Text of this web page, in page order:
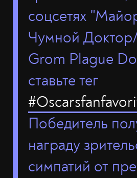
соцсетях
Чумной
Grom Plague
ставьте тег
Победитель
награду
симпатий от